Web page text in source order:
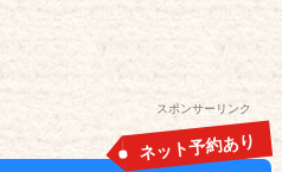
スポンサーリンク
ネット予約あり